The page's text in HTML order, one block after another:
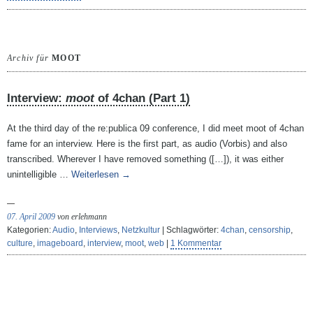
Archiv fürMOOT
Interview: mootof 4chan (Part 1)
At the third day of the re:publica 09 conference, I did meet moot of 4chan
fame for an interview. Here is the first part, as audio (Vorbis) and also
transcribed. Wherever I have removed something ([…]), it was either
unintelligible … Weiterlesen →
07. April 2009 von erlehmann
Kategorien:Audio, Interviews, Netzkultur | Schlagwörter: 4chan, censorship,
culture, imageboard , interview, moot, web 1 Kommentar